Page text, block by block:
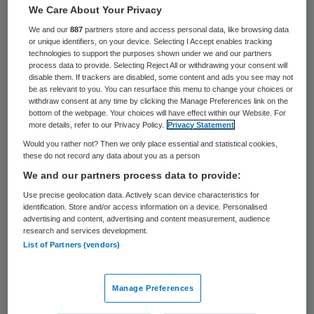
Nederlandse wetenschappers werken aan
methode waarmee diabetes type-1 kan
worden genezen. Via een spectaculair
herstel van de insulineproductie zou deze
auto-immuunziekte binnen afzienbare tijd
kunnen worden teruggedrongen of zelfs
geheel gestopt. Dat verwacht prof. dr. B.
Leids Universitair Medisch Centrum
(LUMC).
(ook bij diabetes type-2) doen, is feitelijk
niet meer dan symptoombestrijding. Wij
We Care About Your Privacy
We and our887 partners store and access personal data, like browsing data
or unique identifiers, on your device. Selecting I Accept enables tracking
technologies to support the purposes shown under we and our partners
process data to provide. Selecting Reject All or withdrawing your consent will
disable them. If trackers are disabled, some content and ads you see may not
be as relevant to you. You can resurface this menu to change your choices or
withdraw consent at any time by clicking the Manage Preferences link on the
bottom of the webpage. Your choices will have effect within our Website. For
more details, refer to our Privacy Policy.
Privacy Statement
Would you rather not? Then we only place essential and statistical cookies,
these do not record any data about you as a person
We and our partners process data to provide:
Use precise geolocation data. Actively scan device characteristics for
identification. Store and/or access information on a device. Personalised
advertising and content, advertising and content measurement, audience
research and services development.
List of Partners (vendors)
Manage Preferences